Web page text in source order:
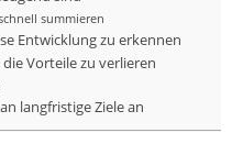
summieren
Entwicklung zu erkennen
Vorteile zu verlieren
langfristige Ziele an